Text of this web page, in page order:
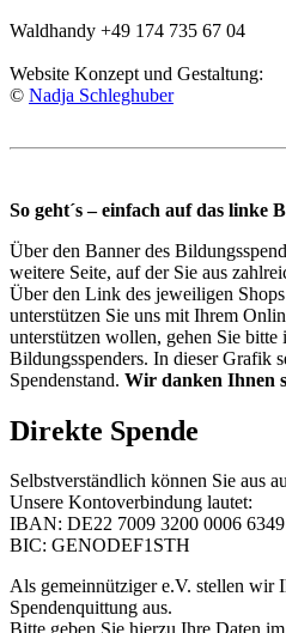
Waldhandy +49 174 735 67 04
Website Konzept und Gestaltung:
© Nadja Schleghuber
So geht´s – einfach auf das linke
Über den Banner des
weitere Seite, auf der Sie aus
Über den Link des jeweiligen
unterstützen Sie uns mit Ihrem
unterstützen wollen, gehen Sie
Bildungsspenders. In dieser Grafik
Spendenstand. Wir danken Ihnen
Direkte Spende
Selbstverständlich können Sie aus
Unsere Kontoverbindung lautet:
IBAN: DE22 7009 3200 0006
BIC: GENODEF1STH
Als gemeinnütziger e.V. stellen wir
Spendenquittung aus.